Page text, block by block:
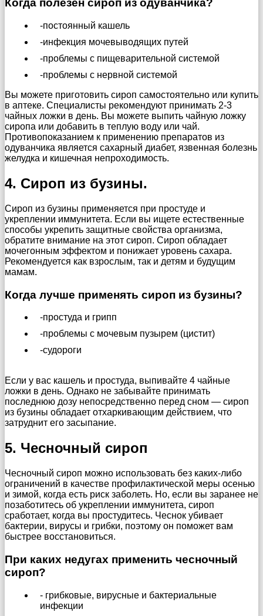
Когда полезен сироп из одуванчика?
-постоянный кашель
-инфекция мочевыводящих путей
-проблемы с пищеварительной системой
-проблемы с нервной системой
Вы можете приготовить сироп самостоятельно или купить
в аптеке. Специалисты рекомендуют принимать 2-3
чайных ложки в день. Вы можете выпить чайную ложку
сиропа или добавить в теплую воду или чай.
Противопоказанием к применению препаратов из
одуванчика является сахарный диабет, язвенная болезнь
желудка и кишечная непроходимость.
4. Сироп из бузины.
Сироп из бузины применяется при простуде и
укреплении иммунитета. Если вы ищете естественные
способы укрепить защитные свойства организма,
обратите внимание на этот сироп. Сироп обладает
мочегонным эффектом и понижает уровень сахара.
Рекомендуется как взрослым, так и детям и будущим
мамам.
Когда лучше применять сироп из бузины?
-простуда и грипп
-проблемы с мочевым пузырем (цистит)
-судороги
Если у вас кашель и простуда, выпивайте 4 чайные
ложки в день. Однако не забывайте принимать
последнюю дозу непосредственно перед сном — сироп
из бузины обладает отхаркивающим действием, что
затруднит его засыпание.
5. Чесночный сироп
Чесночный сироп можно использовать без каких-либо
ограничений в качестве профилактической меры осенью
и зимой, когда есть риск заболеть. Но, если вы заранее не
позаботитесь об укреплении иммунитета, сироп
сработает, когда вы простудитесь. Чеснок убивает
бактерии, вирусы и грибки, поэтому он поможет вам
быстрее восстановиться.
При каких недугах применить чесночный
сироп?
- грибковые, вирусные и бактериальные
инфекции